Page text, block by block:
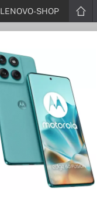
LENOVO-SHOP